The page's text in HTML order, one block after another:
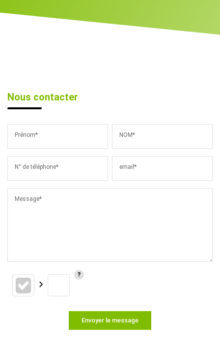
Nous contacter
Prénom* NOM*
N° de téléphone* email*
Message*
Envoyer le message